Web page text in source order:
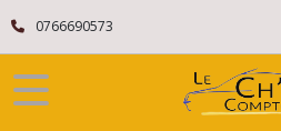
0766690573
Fermer
FILTRES